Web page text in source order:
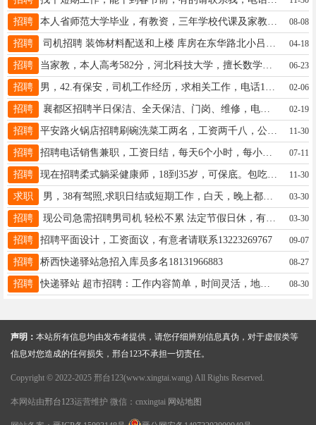
招聘 08-08
招聘 04-18
招聘 当家教，本人高考582分，河北科技大学，擅长数学，物理，化学，生物。价钱可议，有2年经验15716882773 06-23
招聘 02-06
招聘 襄都区招聘半日保洁、全天保洁、门岗、维修，电话:19133985132。 02-19
招聘 平安路火锅店招聘刷碗洗菜工两名，工资两千八，公休两天，干活轻松，女，有意者联系19118646170 11-30
招聘 招聘电话销售兼职，工资日结，每天6个小时，每小时10元，联系电话15532920213 07-11
招聘 现在招聘柔式躺采健康师，18到35岁，可保底。包吃住，鹅子勿扰。电话19912056706 11-30
求职 男，38有驾照,求职日结或短期工作，白天，晚上都有时间。15530905150 03-30
招聘 现公司急需招聘男司机 轻松不累 法定节假日休，有意者电话联系18203220999 03-30
招聘 招聘平面设计，工资面议，有意者请联系13223269767 09-07
招聘 桥西快递驿站急招入库员多名18131966883 08-27
招聘 快递驿站 超市招聘：工作内容简单，时间灵活，地址：开元路与华龙路交叉口电话：15932298821， 08-30
声明： 本站所有信息均由发布者提供，请您仔细辨别信息真伪，对于虚假类等
信息对您造成的任何损失，邢台123不承担一切责任。
Copyright © 2022-2025 邢台123(www.xingtai.wang) All Rights Reserved.
本网站由邢台123运营维护 微信：cnxingtai 网站地图